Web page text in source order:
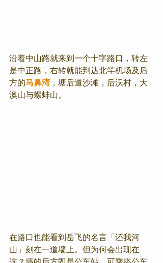
沿着中山路就来到一个十字路口，转左
是中正路，右转就能到达北竿机场及后
方的马鼻湾，塘后道沙滩，后沃村，大
澳山与螺蚌山。
在路口也能看到岳飞的名言「还我河
山」刻在一道墙上。但为何会出现在